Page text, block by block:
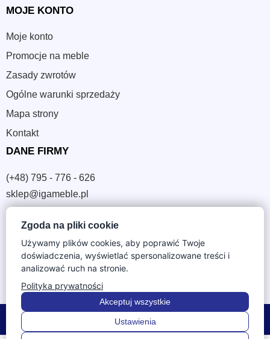
MOJE KONTO
Moje konto
Promocje na meble
Zasady zwrotów
Ogólne warunki sprzedaży
Mapa strony
Kontakt
DANE FIRMY
(+48) 795 - 776 - 626
sklep@igameble.pl
Sandomierska 4A
37-300 Leżajsk
NIP: 794 172 09 19
REGON: 180933172
© 2026 IGA Meble. Wszystkie prawa zastrzeżone.
Zgoda na pliki cookie
Używamy plików cookies, aby poprawić Twoje
doświadczenia, wyświetlać spersonalizowane treści i
analizować ruch na stronie.
Polityka prywatności
Ustawienia
Akceptuj wszystkie